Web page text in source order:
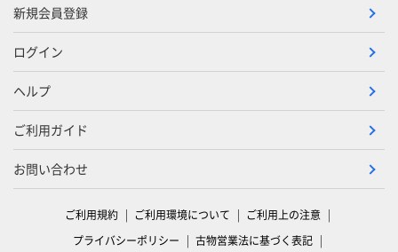
新規会員登録
ログイン
ヘルプ
ご利用ガイド
お問い合わせ
ご利用規約 ご利用環境について
ご利用上の注意
プライバシーポリシー
古物営業法に基づく表記